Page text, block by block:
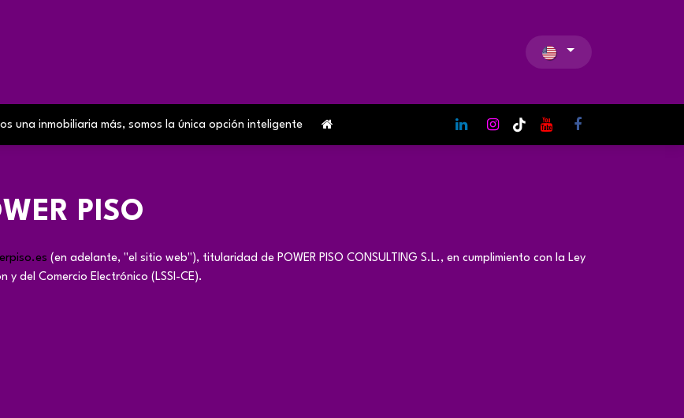
una inmobiliaria más, somos la única opción inteligente
PISO
(en adelante, "el sitio web"), titularidad de POWER PISO CONSULTING S.L., en cumplimiento con la Ley
del Comercio Electrónico (LSSI-CE).